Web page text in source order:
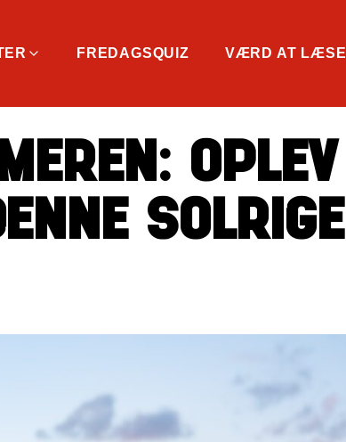
FREDAGSQUIZ VÆRD AT LÆSE
OPLEV
SOLRIGE